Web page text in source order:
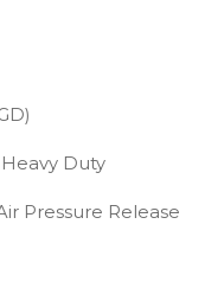
Duty
Pressure Release